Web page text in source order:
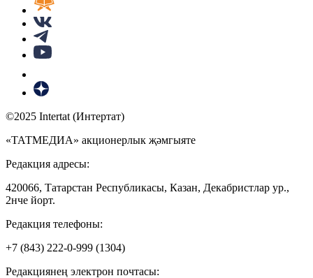
©2025 Intertat (Интертат)
«ТАТМЕДИА» акционерлык җәмгыяте
Редакция адресы:
420066, Татарстан Республикасы, Казан, Декабристлар ур.,
2нче йорт.
Редакция телефоны:
+7 (843) 222-0-999 (1304)
Редакциянең электрон почтасы: